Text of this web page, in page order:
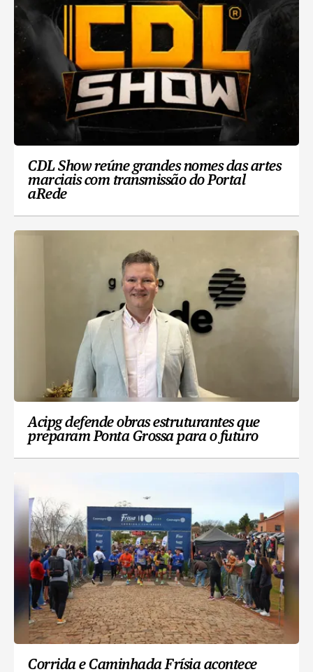
CDL Show reúne grandes nomes das artes
marciais com transmissão do Portal
aRede
Acipg defende obras estruturantes que
preparam Ponta Grossa para o futuro
Corrida e Caminhada Frísia acontece